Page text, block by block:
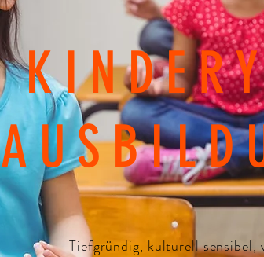
Tiefgründig, kulturell sensibel,